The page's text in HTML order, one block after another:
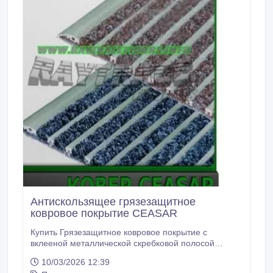
Антискользящее грязезащитное
ковровое покрытие CEASAR
Купить Грязезащитное ковровое покрытие с
вклееной металлической скребковой полосой
Влаговпитывающее ковровое покрытие со скребком
10/03/2026 12:39